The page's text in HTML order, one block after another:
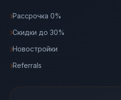
Рассрочка 0%
Скидки до 30%
Новостройки
Referrals